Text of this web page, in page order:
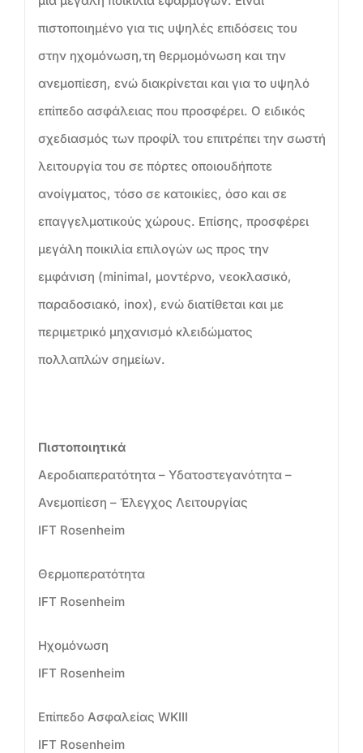
πιστοποιημένο για τις υψηλές επιδόσεις του
στην ηχομόνωση,τη θερμομόνωση και την
ανεμοπίεση, ενώ διακρίνεται και για τo υψηλό
επίπεδο ασφάλειας που προσφέρει. Ο ειδικός
σχεδιασμός των προφίλ του επιτρέπει την σωστή
λειτουργία του σε πόρτες οποιουδήποτε
ανοίγματος, τόσο σε κατοικίες, όσο και σε
επαγγελματικούς χώρους. Επίσης, προσφέρει
μεγάλη ποικιλία επιλογών ως προς την
εμφάνιση (minimal, μοντέρνο, νεοκλασικό,
παραδοσιακό, inox), ενώ διατίθεται και με
περιμετρικό μηχανισμό κλειδώματος
πολλαπλών σημείων.
Πιστοποιητικά
Αεροδιαπερατότητα – Υδατοστεγανότητα –
Ανεμοπίεση – Έλεγχος Λειτουργίας
IFT Rosenheim
Θερμοπερατότητα
IFT Rosenheim
Ηχομόνωση
IFT Rosenheim
Επίπεδο Ασφαλείας WKIII
IFT Rosenheim